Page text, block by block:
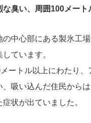
な臭い、周囲100メート
の中心部にある製氷工
ています。
ートル以上にわたり、
、吸い込んだ住民から
状が出ていました。